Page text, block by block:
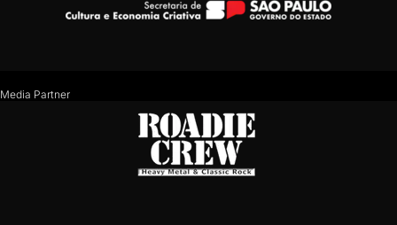
Media Partner